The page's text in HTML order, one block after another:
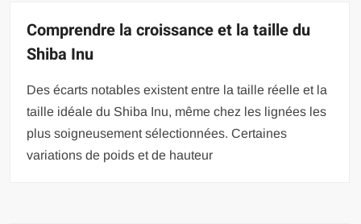
Comprendre la croissance et la taille du
Shiba Inu
Des écarts notables existent entre la taille réelle et la
taille idéale du Shiba Inu, même chez les lignées les
plus soigneusement sélectionnées. Certaines
variations de poids et de hauteur